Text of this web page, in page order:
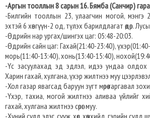
-Аргын тооллын 8 сарын 16. Бямба (Санчир)
-Билгийн тооллын 23, улаагчин могой,
эхтэй 6 хөвгүүн-2 од, түлэх барилдлагат өдөр.
-Өдрийн нар ургах/шингэх цаг: 05:48-20:03.​
-Өдрийн сайн цаг: Гахай(21:40-23:40),
морь(11:40-13:40), хонь(13:40-15:40),
-Үс засуулахад эд эдлэл, идээ ундаа олдох
Харин гахай, хулгана, үхэр жилтнээ муу
-Хол газар явагсад баруун зүгт мөрөө гаргавал
-Үхэр, тахиа, могой жилтнээ аливаа үйлийг
гахай, хулгана жилтнээ сөрөг муу.